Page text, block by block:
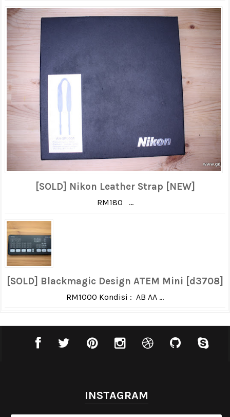
[SOLD] Nikon Leather Strap [NEW]
RM180 ...
[SOLD] Blackmagic Design ATEM Mini [d3708]
RM1000 Kondisi : AB AA ...
INSTAGRAM